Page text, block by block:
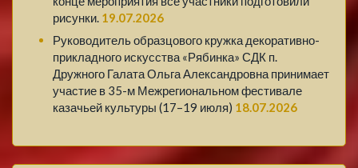
рисунки. 19.07.2026
Руководитель образцового кружка декоративно-
прикладного искусства «Рябинка» СДК п.
Дружного Галата Ольга Александровна принимает
участие в 35-м Межрегиональном фестивале
казачьей культуры (17–19 июля) 18.07.2026